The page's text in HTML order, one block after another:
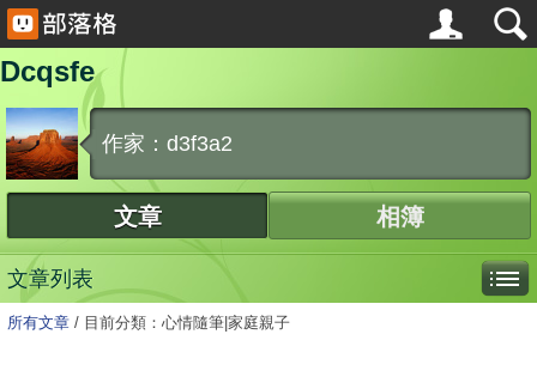
Dcqsfe
作家：d3f3a2
文章 相簿
文章列表
所有文章 / 目前分類：心情隨筆|家庭親子